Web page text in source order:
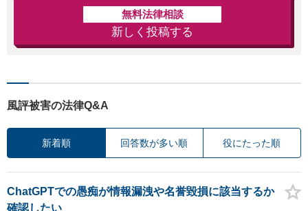
無料法律相談
新しく投稿する
風評被害の法律Q&A
新着順 回答数が多い順 役にたった順
ChatGPTでの愚痴が情報漏洩や名誉毀損に該当するか
確認したい